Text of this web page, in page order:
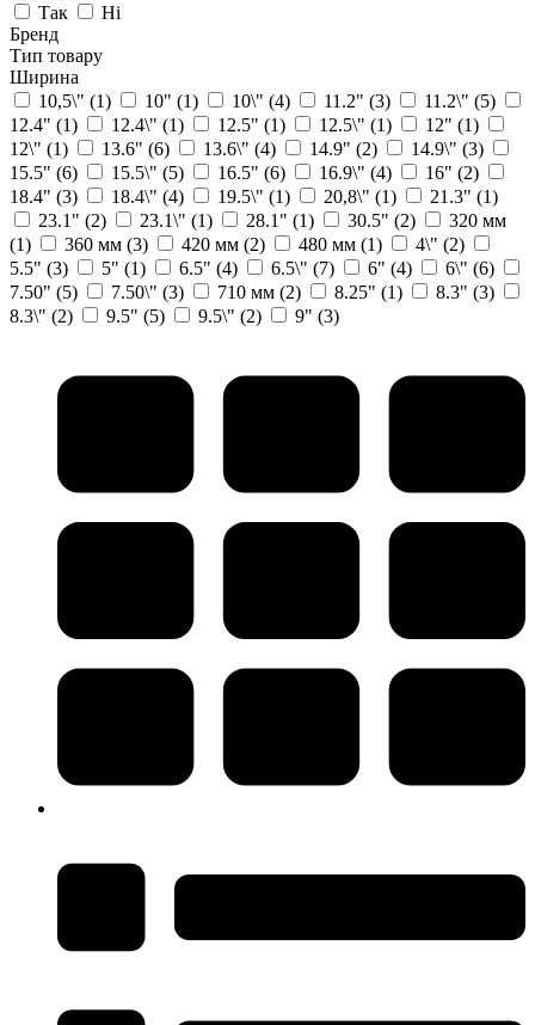
Так
Ні
Бренд
Тип товару
Ширина
10,5\" (1) 10" (1) 10\" (4) 11.2" (3) 11.2\" (5)
12.4" (1) 12.4\" (1) 12.5" (1) 12.5\" (1) 12" (1)
12\" (1) 13.6" (6) 13.6\" (4) 14.9" (2) 14.9\" (3)
15.5" (6) 15.5\" (5) 16.5" (6) 16.9\" (4) 16" (2)
18.4" (3) 18.4\" (4) 19.5\" (1) 20,8\" (1) 21.3" (1)
23.1" (2) 23.1\" (1) 28.1" (1) 30.5" (2)
320 мм
(1)
360 мм (3) 420 мм (2) 480 мм (1) 4\" (2)
5.5" (3) 5" (1) 6.5" (4) 6.5\" (7) 6" (4) 6\" (6)
7.50" (5) 7.50\" (3) 710 мм (2) 8.25" (1) 8.3" (3)
8.3\" (2) 9.5" (5) 9.5\" (2) 9" (3)